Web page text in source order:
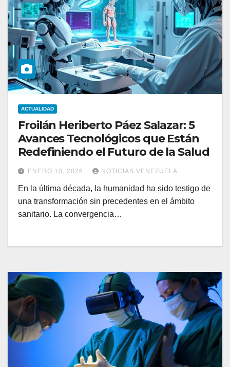
ACTUALIDAD
Froilán Heriberto Páez Salazar: 5
Avances Tecnológicos que Están
Redefiniendo el Futuro de la Salud
ENERO 10, 2026 NOTICIAS VENEZUELA
En la última década, la humanidad ha sido testigo de
una transformación sin precedentes en el ámbito
sanitario. La convergencia…